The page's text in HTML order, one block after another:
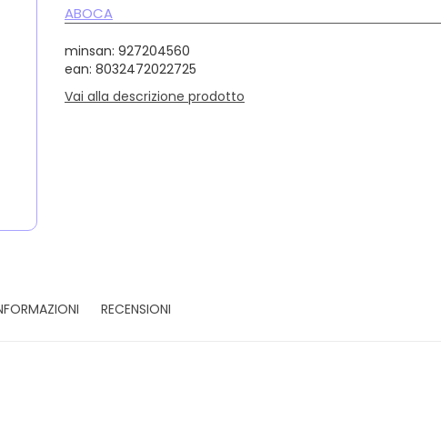
ABOCA
minsan: 927204560
ean: 8032472022725
Vai alla descrizione prodotto
RECENSIONI